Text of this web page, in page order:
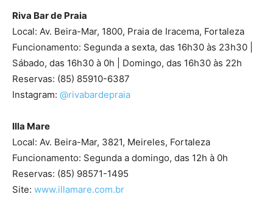
Riva Bar de Praia
Local: Av. Beira-Mar, 1800, Praia de Iracema, Fortaleza
Funcionamento: Segunda a sexta, das 16h30 às 23h30 |
Sábado, das 16h30 à 0h | Domingo, das 16h30 às 22h
Reservas: (85) 85910-6387
Instagram: @rivabardepraia
Illa Mare
Local: Av. Beira-Mar, 3821, Meireles, Fortaleza
Funcionamento: Segunda a domingo, das 12h à 0h
Reservas: (85) 98571-1495
Site: www.illamare.com.br